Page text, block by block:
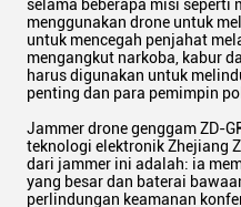
selama beberapa misi seperti
menggunakan drone untuk
untuk mencegah penjahat
mengangkut narkoba, kabur
harus digunakan untuk
penting dan para pemimpin
Jammer drone genggam ZD-
teknologi elektronik Zhejiang
dari jammer ini adalah: ia
yang besar dan baterai
perlindungan keamanan